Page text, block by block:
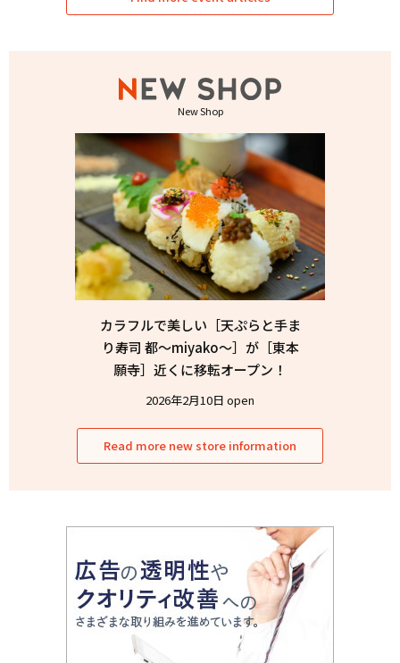
New Shop
カラフルで美しい［天ぷらと手ま
り寿司 都〜miyako〜］が［東本
願寺］近くに移転オープン！
2026年2月10日 open
Read more new store information